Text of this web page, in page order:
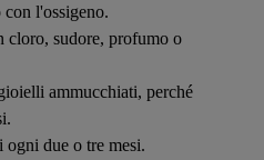
con l'ossigeno.
cloro, sudore, profumo o
ammucchiati, perché
due o tre mesi.